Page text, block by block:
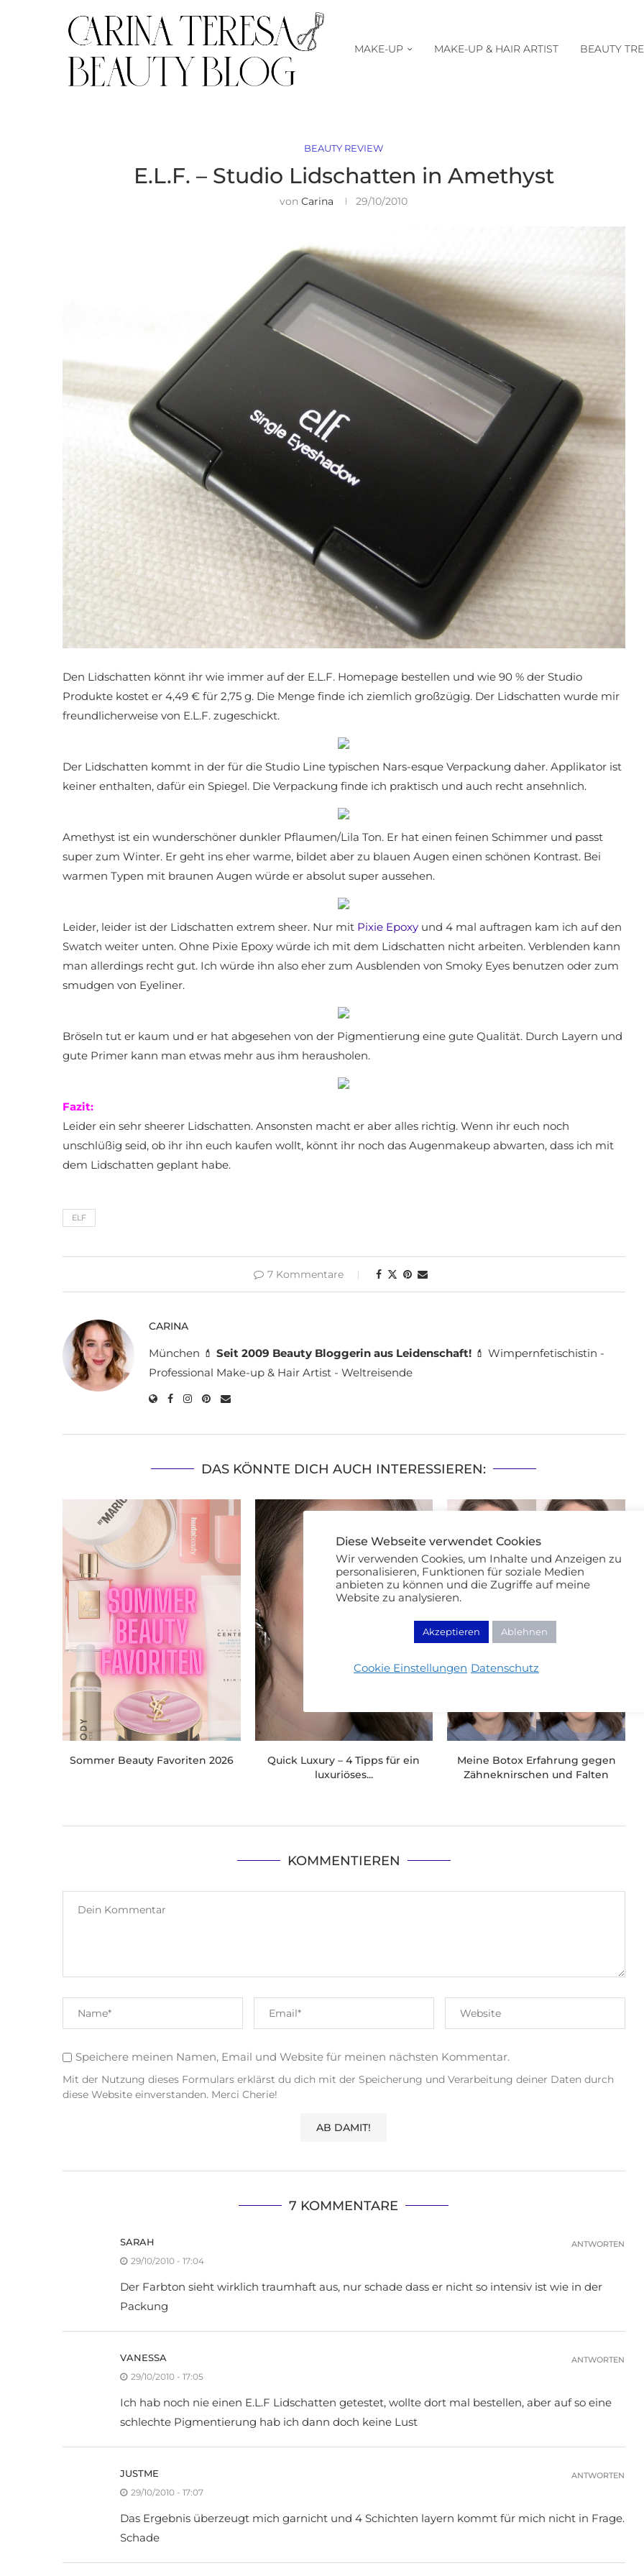
MAKE-UP MAKE-UP & HAIR ARTIST BEAUTY
BEAUTY REVIEW
E.L.F. – Studio Lidschatten in Amethyst
vonCarina 29/10/2010
Den Lidschatten könnt ihr wie immer auf der E.L.F. Homepage bestellen und wie 90 % der Studio
Produkte kostet er 4,49 € für 2,75 g. Die Menge finde ich ziemlich großzügig. Der Lidschatten wurde mir
freundlicherweise von E.L.F. zugeschickt.
Der Lidschatten kommt in der für die Studio Line typischen Nars-esque Verpackung daher. Applikator ist
keiner enthalten, dafür ein Spiegel. Die Verpackung finde ich praktisch und auch recht ansehnlich.
Amethyst ist ein wunderschöner dunkler Pflaumen/Lila Ton. Er hat einen feinen Schimmer und passt
super zum Winter. Er geht ins eher warme, bildet aber zu blauen Augen einen schönen Kontrast. Bei
warmen Typen mit braunen Augen würde er absolut super aussehen.
Leider, leider ist der Lidschatten extrem sheer. Nur mit Pixie Epoxy und 4 mal auftragen kam ich auf den
Swatch weiter unten. Ohne Pixie Epoxy würde ich mit dem Lidschatten nicht arbeiten. Verblenden kann
man allerdings recht gut. Ich würde ihn also eher zum Ausblenden von Smoky Eyes benutzen oder zum
smudgen von Eyeliner.
Bröseln tut er kaum und er hat abgesehen von der Pigmentierung eine gute Qualität. Durch Layern und
gute Primer kann man etwas mehr aus ihm herausholen.
Fazit:
Leider ein sehr sheerer Lidschatten. Ansonsten macht er aber alles richtig. Wenn ihr euch noch
unschlüßig seid, ob ihr ihn euch kaufen wollt, könnt ihr noch das Augenmakeup abwarten, dass ich mit
dem Lidschatten geplant habe.
ELF
7 Kommentare
CARINA
München 💄 Seit 2009 Beauty Bloggerin aus Leidenschaft! 💄 Wimpernfetischistin -
Professional Make-up & Hair Artist - Weltreisende
DAS KÖNNTE DICH AUCH INTERESSIEREN:
Sommer Beauty Favoriten 2026
Quick Luxury – 4 Tipps für ein
luxuriöses...
Meine Botox Erfahrung gegen
Zähneknirschen und Falten
KOMMENTIEREN
Speichere meinen Namen, Email und Website für meinen nächsten Kommentar.
Mit der Nutzung dieses Formulars erklärst du dich mit der Speicherung und Verarbeitung deiner Daten durch
diese Website einverstanden. Merci Cherie!
7 KOMMENTARE
SARAH
29/10/2010 - 17:04
Der Farbton sieht wirklich traumhaft aus, nur schade dass er nicht so intensiv ist wie in der
Packung
ANTWORTEN
VANESSA
29/10/2010 - 17:05
Ich hab noch nie einen E.L.F Lidschatten getestet, wollte dort mal bestellen, aber auf so eine
schlechte Pigmentierung hab ich dann doch keine Lust
ANTWORTEN
JUSTME
29/10/2010 - 17:07
Das Ergebnis überzeugt mich garnicht und 4 Schichten layern kommt für mich nicht in Frage.
Schade
ANTWORTEN
Diese Webseite verwendet Cookies
Wir verwenden Cookies, um Inhalte und Anzeigen zu
personalisieren, Funktionen für soziale Medien
anbieten zu können und die Zugriffe auf meine
Website zu analysieren.
Akzeptieren Ablehnen
Cookie Einstellungen Datenschutz